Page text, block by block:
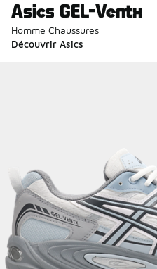
Asics GEL-Ventx
Homme Chaussures
Découvrir Asics